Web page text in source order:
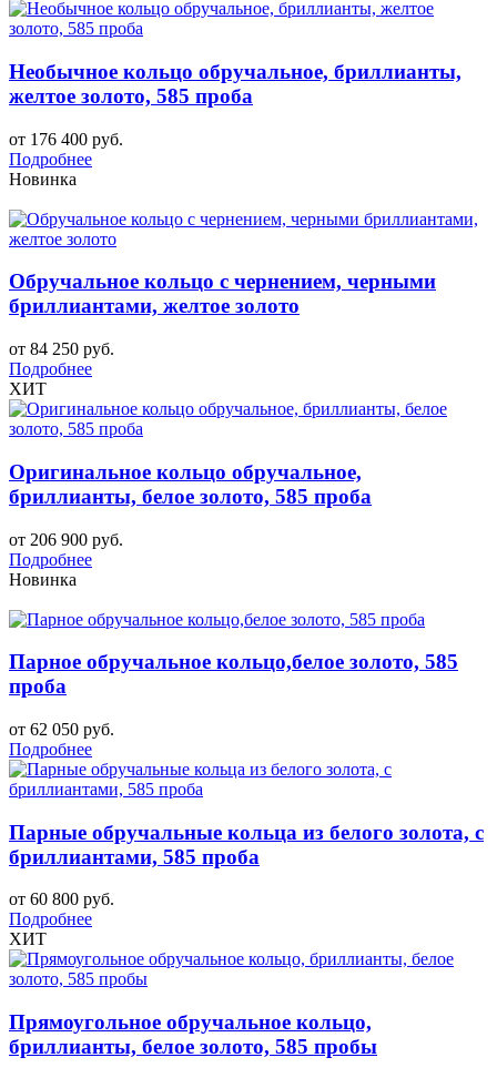
Необычное кольцо обручальное, бриллианты,
желтое золото, 585 проба
от 176 400 руб.
Подробнее
Новинка
Обручальное кольцо с чернением, черными
бриллиантами, желтое золото
от 84 250 руб.
Подробнее
ХИТ
Оригинальное кольцо обручальное,
бриллианты, белое золото, 585 проба
от 206 900 руб.
Подробнее
Новинка
Парное обручальное кольцо,белое золото, 585
проба
от 62 050 руб.
Подробнее
Парные обручальные кольца из белого золота, с
бриллиантами, 585 проба
от 60 800 руб.
Подробнее
ХИТ
Прямоугольное обручальное кольцо,
бриллианты, белое золото, 585 пробы